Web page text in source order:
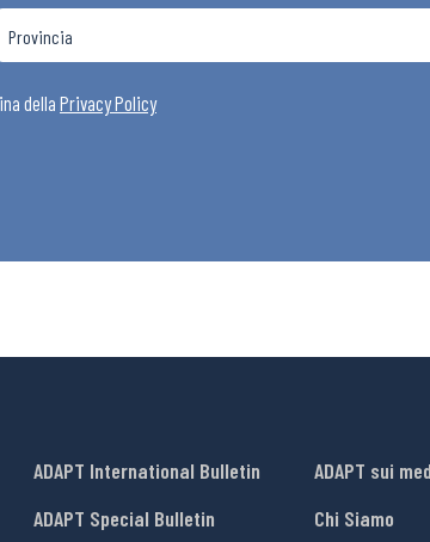
della Privacy Policy
ADAPT International Bulletin
ADAPT Special Bulletin
ADAPT sui
Chi Siamo